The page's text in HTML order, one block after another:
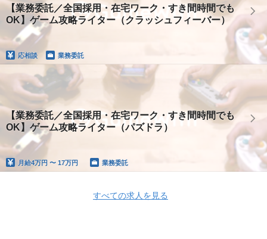
【業務委託／全国採用・在宅ワーク・すき間時間でも
OK】ゲーム攻略ライター（クラッシュフィーバー）
応相談 業務委託
【業務委託／全国採用・在宅ワーク・すき間時間でも
OK】ゲーム攻略ライター（パズドラ）
月給4万円 〜 17万円 業務委託
すべての求人を見る